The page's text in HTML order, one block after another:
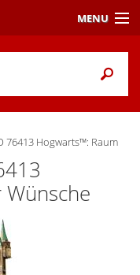
76413 Hogwarts™: Raum
MENU